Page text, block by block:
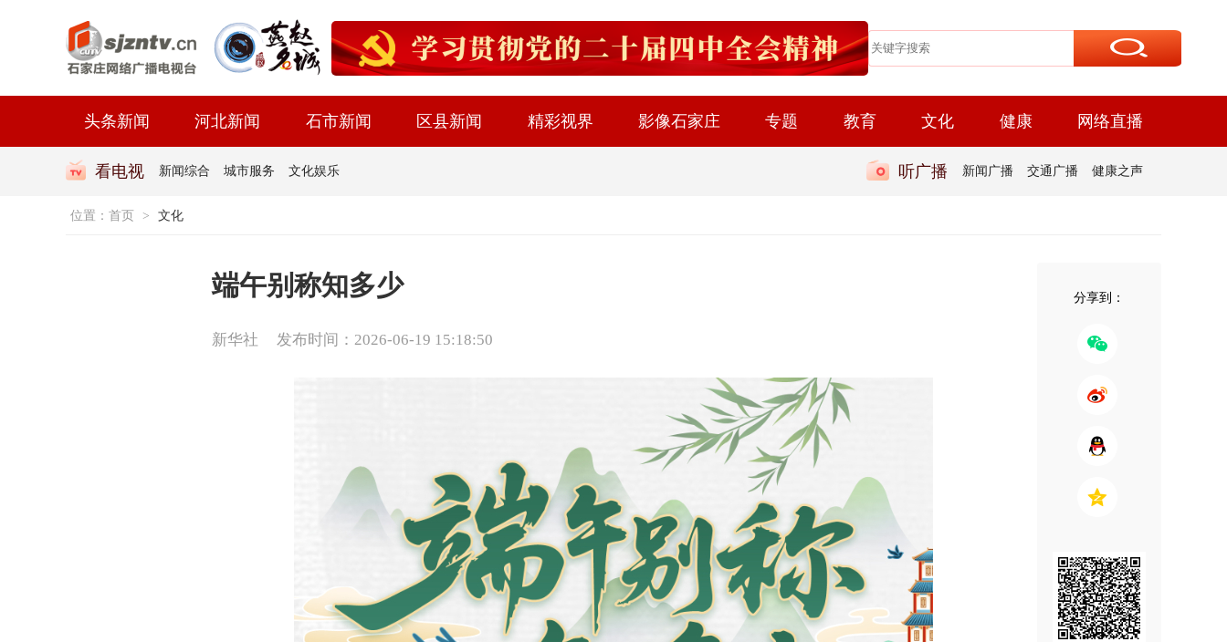
头条新闻 河北新闻 石市新闻 区县新闻 精彩视界 影像石家庄 专题 教育 文化 健康 网络直播
看电视 新闻综合 城市服务 文化娱乐 听广播 新闻广播 交通广播 健康之声
位置： 首页 > 文化
端午别称知多少
新华社 发布时间：2026-06-19 15:18:50
分享到：